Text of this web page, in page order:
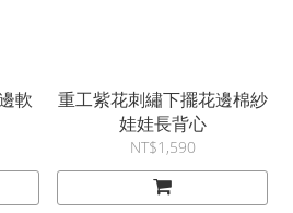
軟
重工紫花刺繡下擺花邊棉紗
娃娃長背心
NT$1,590